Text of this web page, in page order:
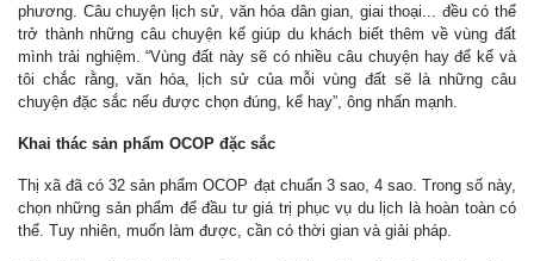
phương. Câu chuyện lịch sử, văn hóa dân gian, giai thoại... đều có thể
trở thành những câu chuyện kể giúp du khách biết thêm về vùng đất
mình trải nghiệm. “Vùng đất này sẽ có nhiều câu chuyện hay để kể và
tôi chắc rằng, văn hóa, lịch sử của mỗi vùng đất sẽ là những câu
chuyện đặc sắc nếu được chọn đúng, kể hay”, ông nhấn mạnh.
Khai thác sản phẩm OCOP đặc sắc
Thị xã đã có 32 sản phẩm OCOP đạt chuẩn 3 sao, 4 sao. Trong số này,
chọn những sản phẩm để đầu tư giá trị phục vụ du lịch là hoàn toàn có
thể. Tuy nhiên, muốn làm được, cần có thời gian và giải pháp.